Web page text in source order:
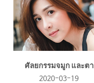
ศัลยกรรมจมูก และตา
2020-03-19